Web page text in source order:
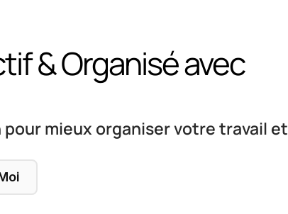
& Organisé avec
mieux organiser votre travail et